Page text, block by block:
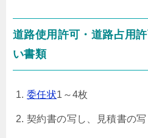
道路使用許可・道路占用
い書類
委任状1～4枚
契約書の写し、見積書の写